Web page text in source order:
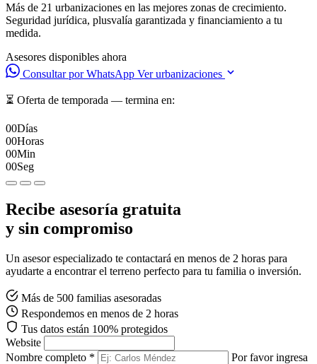
Más de 21 urbanizaciones en las mejores zonas de crecimiento.
Seguridad jurídica, plusvalía garantizada y financiamiento a tu
medida.
Asesores disponibles ahora
Consultar por WhatsApp Ver urbanizaciones
⏳ Oferta de temporada — termina en:
00Días
00Horas
00Min
00Seg
Recibe asesoría gratuita
y sin compromiso
Un asesor especializado te contactará en menos de 2 horas para
ayudarte a encontrar el terreno perfecto para tu familia o inversión.
Más de 500 familias asesoradas
Respondemos en menos de 2 horas
Tus datos están 100% protegidos
Website
Nombre completo *
Por favor ingresa